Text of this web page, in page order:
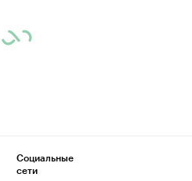
Социальные
сети